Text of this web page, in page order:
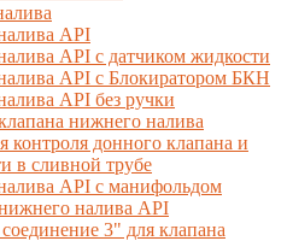
API
API с датчиком жидкости
API с Блокиратором БКН
API без ручки
нижнего налива
донного клапана и
в сливной трубе
API с манифольдом
налива API
3" для клапана